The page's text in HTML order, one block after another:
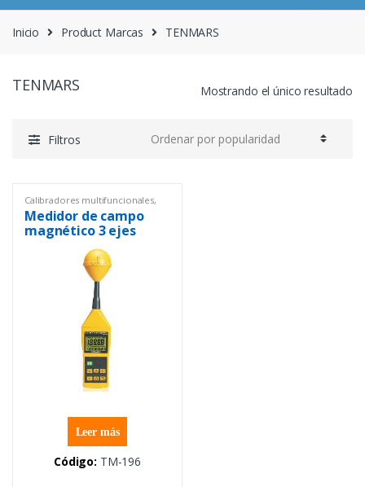
Inicio Product Marcas TENMARS
TENMARS Mostrando el único resultado
Filtros
Calibradores multifuncionales,
Equipos de Laboratorio Equipos
y materiales eléctricos
Medidor de campo
magnético 3 ejes
Leer más
Código: TM-196